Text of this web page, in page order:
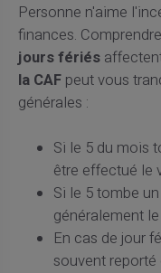
Personne n'aime
finances.
jours fériés
la CAFpeut vous
générales :
Si le 5 du mois
être effectué le
Si le 5 tombe
généralement
En cas de jour
souvent